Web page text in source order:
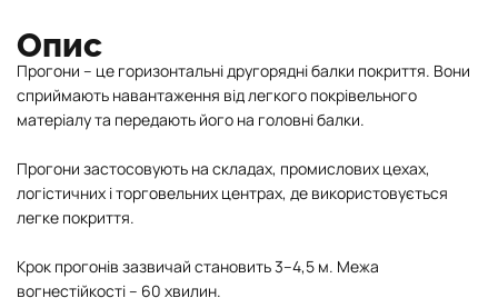
Опис
Прогони – це горизонтальні другорядні балки покриття. Вони
сприймають навантаження від легкого покрівельного
матеріалу та передають його на головні балки.
Прогони застосовують на складах, промислових цехах,
логістичних і торговельних центрах, де використовується
легке покриття.
Крок прогонів зазвичай становить 3–4,5 м. Межа
вогнестійкості – 60 хвилин.